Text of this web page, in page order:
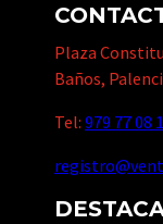
Plaza
Baños,
Tel: 979 77 08